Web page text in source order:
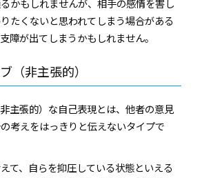
たくないと思われてしまう場合がある
障が出てしまうかもしれません。
（非主張的）
主張的）な自己表現とは、他者の意見
考えをはっきりと伝えないタイプで
て、自らを抑圧している状態といえる